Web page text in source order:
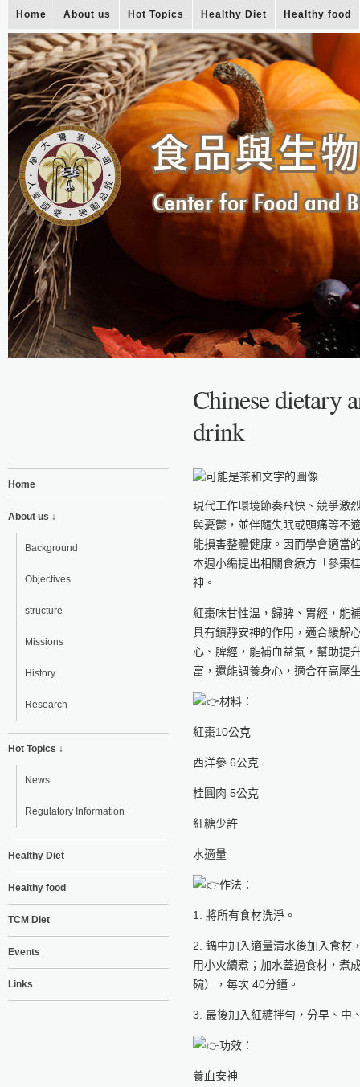
Home About us Hot Topics Healthy Diet Healthy food
Chinese dietary
drink
Home
About us ↓
Background
Objectives
structure
Missions
History
Research
Hot Topics ↓
News
Regulatory Information
Healthy Diet
Healthy food
TCM Diet
Events
Links
現代工作環境節奏飛快、競爭激
與憂鬱，並伴隨失眠或頭痛等不
能損害整體健康。因而學會適當
本週小編提出相關食療方「參棗
神。
紅棗味甘性溫，歸脾、胃經，能
具有鎮靜安神的作用，適合緩解
心、脾經，能補血益氣，幫助提
富，還能調養身心，適合在高壓
材料：
紅棗10公克
西洋參 6公克
桂圓肉 5公克
紅糖少許
水適量
作法：
1. 將所有食材洗淨。
2. 鍋中加入適量清水後加入食材
用小火續煮；加水蓋過食材，煮
碗），每次 40分鐘。
3. 最後加入紅糖拌勻，分早、中
功效：
養血安神